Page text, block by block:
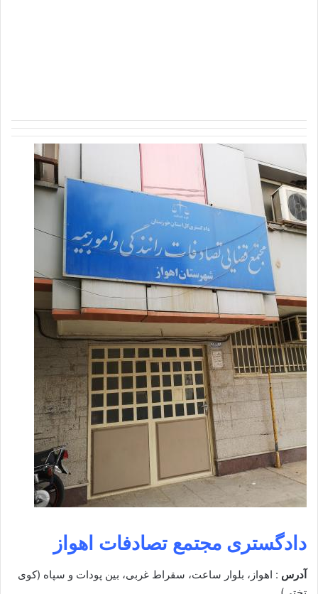
دادگستری مجتمع تصادفات اهواز
آدرس : اهواز، بلوار ساعت، سقراط غربی، بین پودات و سپاه (کوی